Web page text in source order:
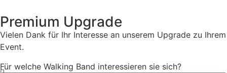
Premium Upgrade
Vielen Dank für Ihr Interesse an unserem Upgrade zu Ihrem
Event.
Für welche Walking Band interessieren sie sich?